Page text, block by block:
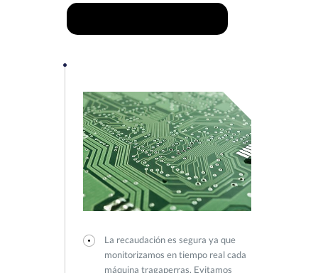
La recaudación es segura ya que
monitorizamos en tiempo real cada
máquina tragaperras. Evitamos